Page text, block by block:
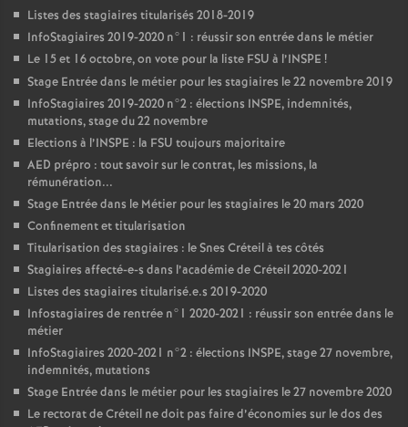
Listes des stagiaires titularisés 2018-2019
InfoStagiaires 2019-2020 n°1 : réussir son entrée dans le métier
Le 15 et 16 octobre, on vote pour la liste FSU à l’INSPE !
Stage Entrée dans le métier pour les stagiaires le 22 novembre 2019
InfoStagiaires 2019-2020 n°2 : élections INSPE, indemnités,
mutations, stage du 22 novembre
Elections à l’INSPE : la FSU toujours majoritaire
AED prépro : tout savoir sur le contrat, les missions, la
rémunération...
Stage Entrée dans le Métier pour les stagiaires le 20 mars 2020
Confinement et titularisation
Titularisation des stagiaires : le Snes Créteil à tes côtés
Stagiaires affecté-e-s dans l’académie de Créteil 2020-2021
Listes des stagiaires titularisé.e.s 2019-2020
Infostagiaires de rentrée n°1 2020-2021 : réussir son entrée dans le
métier
InfoStagiaires 2020-2021 n°2 : élections INSPE, stage 27 novembre,
indemnités, mutations
Stage Entrée dans le métier pour les stagiaires le 27 novembre 2020
Le rectorat de Créteil ne doit pas faire d’économies sur le dos des